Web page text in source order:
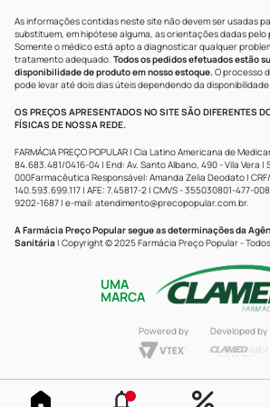
As informações contidas neste site não devem ser usadas
substituem, em hipótese alguma, as orientações dadas
Somente o médico está apto a diagnosticar qualquer
tratamento adequado. Todos os pedidos efetuados estão
disponibilidade de produto em nosso estoque.O processo
pode levar até dois dias úteis dependendo da
OS PREÇOS APRESENTADOS NO SITE SÃO DIFERENTES
FÍSICAS DE NOSSA REDE.
FARMÁCIA PREÇO POPULAR | Cia Latino Americana de
84.683.481/0416-04 | End: Av. Santo Albano, 490 - Vila Vera |
000Farmacêutica Responsável: Amanda Zelia Deodato | CRF/
140.593.699.117 | AFE: 7.45817-2 | CMVS - 355030801-477-
9202-1687 | e-mail: atendimento@precopopular.com.br.
A Farmácia Preço Popular segue as determinações da
Sanitária | Copyright © 2025 Farmácia Preço Popular -
UMA
MARCA
Powered by Developed by